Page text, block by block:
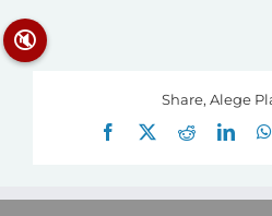
Share, Alege
Facebook
Reddit
🔇